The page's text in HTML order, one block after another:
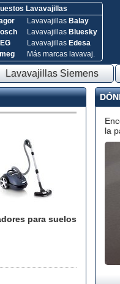
Lavavajillas
Lavavajillas Balay
Lavavajillas Bluesky
Lavavajillas Edesa
Más marcas lavavaj.
Lavavajillas Siemens
para suelos
la